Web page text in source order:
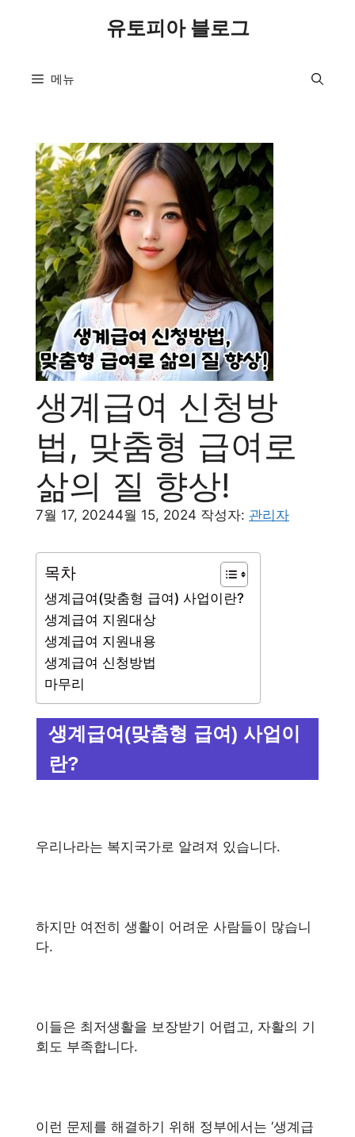
유토피아 블로그
메뉴
생계급여 신청방
법, 맞춤형 급여로
삶의 질 향상!
7월 17, 20244월 15, 2024 작성자: 관리자
목차
생계급여(맞춤형 급여) 사업이란?
생계급여 지원대상
생계급여 지원내용
생계급여 신청방법
마무리
생계급여(맞춤형 급여) 사업이
란?
우리나라는 복지국가로 알려져 있습니다.
하지만 여전히 생활이 어려운 사람들이 많습니
다.
이들은 최저생활을 보장받기 어렵고, 자활의 기
회도 부족합니다.
이런 문제를 해결하기 위해 정부에서는 ‘생계급